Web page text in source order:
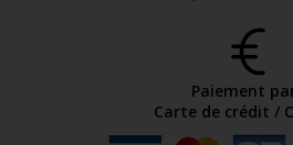
Paiement
Carte de crédit /